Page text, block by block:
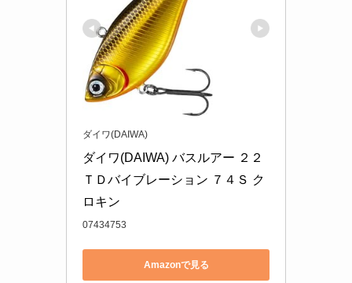
ダイワ(DAIWA)
ダイワ(DAIWA) バスルアー ２２
ＴＤバイブレーション ７４Ｓ ク
ロキン
07434753
Amazonで見る